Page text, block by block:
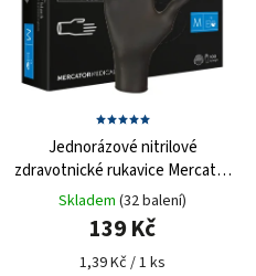
Jednorázové nitrilové
zdravotnické rukavice Mercator
Medical NITRYLEX černé 100 ks
Skladem (32 balení)
139 Kč
1,39 Kč / 1 ks